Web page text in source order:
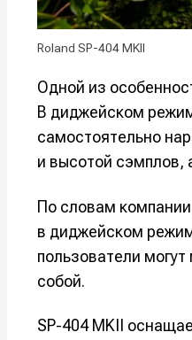
Roland SP-404 MKII
Одной из
В диджейском
самостоятельно
и высотой сэмплов,
По словам
в диджейском
пользователи
собой.
SP-404 MKII